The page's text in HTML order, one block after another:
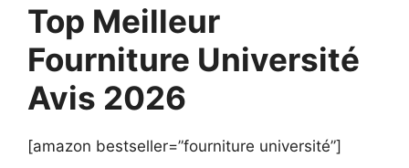
Top Meilleur
Fourniture Université
Avis 2026
[amazon bestseller=”fourniture université”]